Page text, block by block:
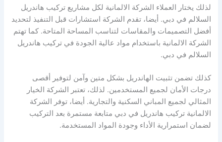
لذلك يختار العملاء الشركة الالمانية لكل مشاريع تركيب هاندريل
السلالم في دبي. أيضا، تقدم الشركة استشارات قبل التنفيذ لتحديد
أفضل التصميمات والمقاسات لتناسب المساحة المتاحة. كما تهتم
الشركة الالمانية باستخدام مواد عالية الجودة في تركيب هاندريل
السلالم في دبي.
كذلك تضمن تثبيت الهاندريل بشكل متين وآمن لتوفير أقصى
درجات الأمان لجميع المستخدمين. لذلك، تعتبر الشركة الخيار
المثالي لجميع المباني السكنية والتجارية. أيضا، توفر الشركة
الالمانية تركيب هاندريل في دبي متابعة مستمرة بعد التركيب
لضمان استمرارية الأداء وجودة المواد المستخدمة.